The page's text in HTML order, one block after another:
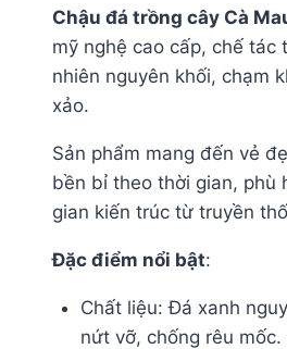
Chậu đá trồng cây Cà
mỹ nghệ cao cấp, chế tác
nhiên nguyên khối, chạm
xảo.
Sản phẩm mang đến vẻ
bền bỉ theo thời gian, phù
gian kiến trúc từ truyền
Đặc điểm nổi bật:
Chất liệu: Đá xanh
nứt vỡ, chống rêu mốc.